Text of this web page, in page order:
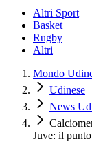
Altri Sport
Basket
Rugby
Altri
Mondo
Udinese
News
Juve: il punto